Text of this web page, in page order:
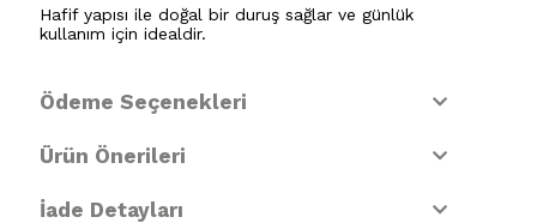
Hafif yapısı ile doğal bir duruş sağlar ve günlük
kullanım için idealdir.
Ödeme Seçenekleri
Ürün Önerileri
İade Detayları